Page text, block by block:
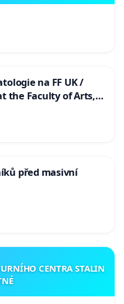
na FF UK /
the Faculty of Arts,
před masivní
CENTRA STALIN